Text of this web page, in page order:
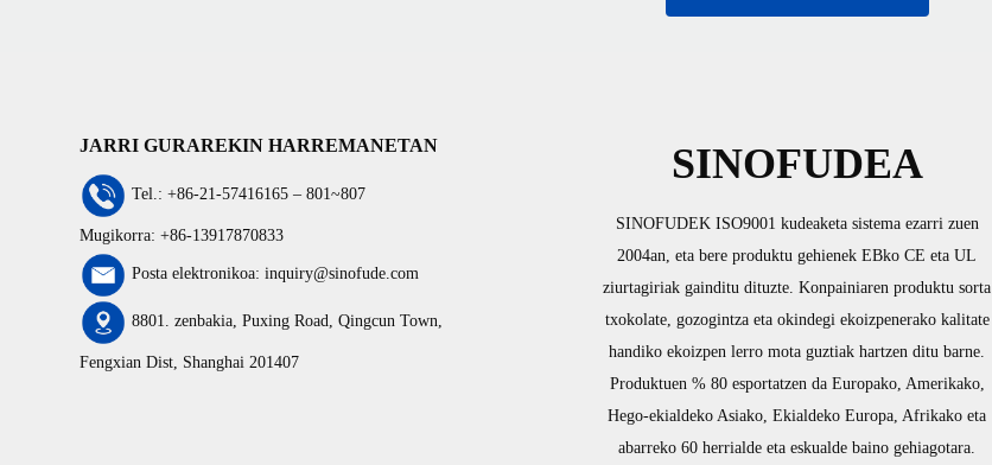
JARRI GURAREKIN HARREMANETAN
Tel.: +86-21-57416165 – 801~807
Mugikorra: +86-13917870833
Posta elektronikoa: inquiry@sinofude.com
8801. zenbakia, Puxing Road, Qingcun Town,
Fengxian Dist, Shanghai 201407
SINOFUDEA
SINOFUDEK ISO9001 kudeaketa sistema ezarri zuen
2004an, eta bere produktu gehienek EBko CE eta UL
ziurtagiriak gainditu dituzte. Konpainiaren produktu sorta
txokolate, gozogintza eta okindegi ekoizpenerako kalitate
handiko ekoizpen lerro mota guztiak hartzen ditu barne.
Produktuen % 80 esportatzen da Europako, Amerikako,
Hego-ekialdeko Asiako, Ekialdeko Europa, Afrikako eta
abarreko 60 herrialde eta eskualde baino gehiagotara.